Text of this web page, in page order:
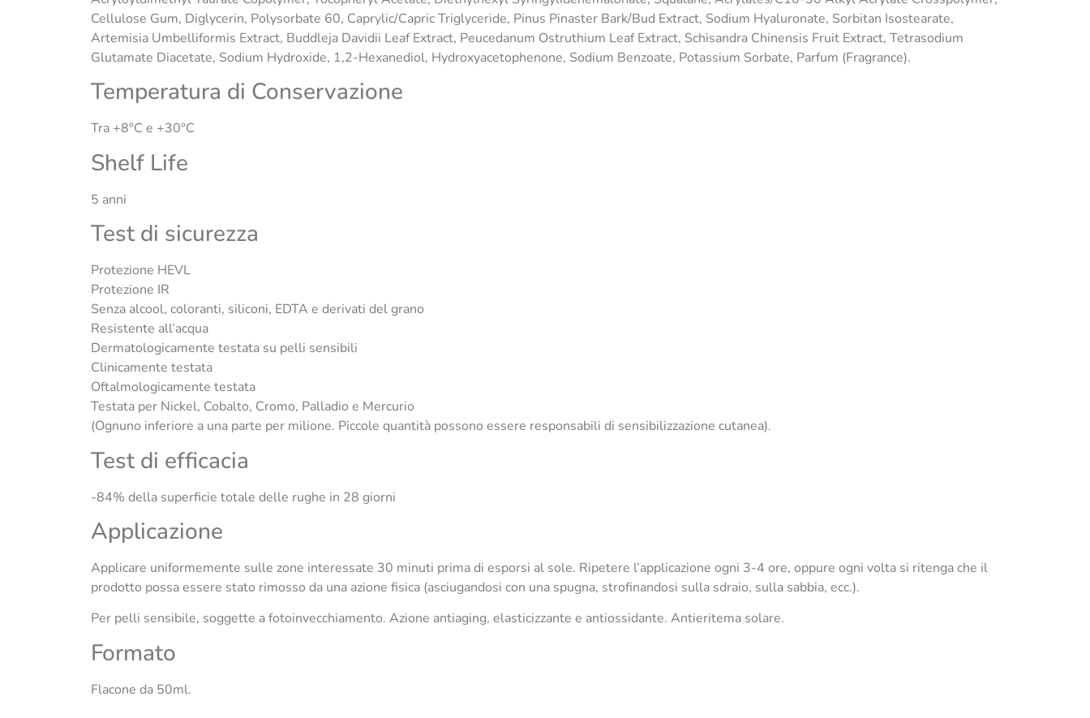
Cellulose Gum, Diglycerin, Polysorbate 60, Caprylic/Capric Triglyceride, Pinus Pinaster Bark/Bud Extract, Sodium Hyaluronate, Sorbitan Isostearate,
Artemisia Umbelliformis Extract, Buddleja Davidii Leaf Extract, Peucedanum Ostruthium Leaf Extract, Schisandra Chinensis Fruit Extract, Tetrasodium
Glutamate Diacetate, Sodium Hydroxide, 1,2-Hexanediol, Hydroxyacetophenone, Sodium Benzoate, Potassium Sorbate, Parfum (Fragrance).
Temperatura di Conservazione
Tra +8°C e +30°C
Shelf Life
5 anni
Test di sicurezza
Protezione HEVL
Protezione IR
Senza alcool, coloranti, siliconi, EDTA e derivati del grano
Resistente all’acqua
Dermatologicamente testata su pelli sensibili
Clinicamente testata
Oftalmologicamente testata
Testata per Nickel, Cobalto, Cromo, Palladio e Mercurio
(Ognuno inferiore a una parte per milione. Piccole quantità possono essere responsabili di sensibilizzazione cutanea).
Test di efficacia
-84% della superficie totale delle rughe in 28 giorni
Applicazione
Applicare uniformemente sulle zone interessate 30 minuti prima di esporsi al sole. Ripetere l’applicazione ogni 3-4 ore, oppure ogni volta si ritenga che il
prodotto possa essere stato rimosso da una azione fisica (asciugandosi con una spugna, strofinandosi sulla sdraio, sulla sabbia, ecc.).
Per pelli sensibile, soggette a fotoinvecchiamento. Azione antiaging, elasticizzante e antiossidante. Antieritema solare.
Formato
Flacone da 50ml.